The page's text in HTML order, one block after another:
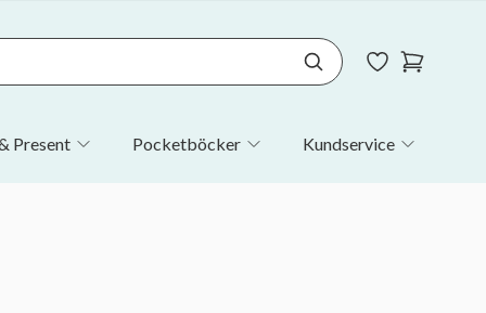
Present Pocketböcker Kundservice